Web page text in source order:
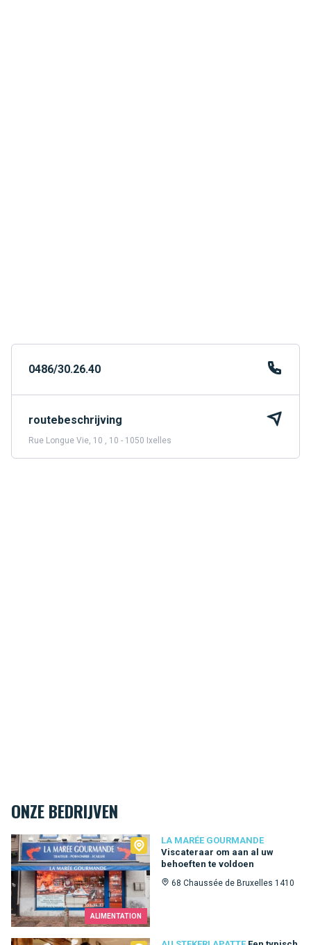
0486/30.26.40
routebeschrijving
Rue Longue Vie, 10 , 10 - 1050 Ixelles
ONZE BEDRIJVEN
ALIMENTATION
LA MARÉE GOURMANDE
Viscateraar om aan al uw
behoeften te voldoen
68 Chaussée de Bruxelles 1410
La Marée Gourmande